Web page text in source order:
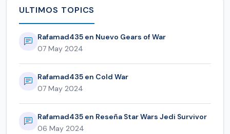
ULTIMOS TOPICS
Rafamad435 en Nuevo Gears of War
07 May 2024
Rafamad435 en Cold War
07 May 2024
Rafamad435 en Reseña Star Wars Jedi Survivor
06 May 2024